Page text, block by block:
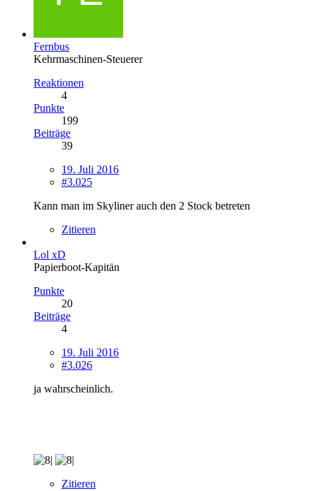
Fernbus
Kehrmaschinen-Steuerer
Reaktionen
4
Punkte
199
Beiträge
39
19. Juli 2016
#3.025
Kann man im Skyliner auch den 2 Stock betreten
Zitieren
Lol xD
Papierboot-Kapitän
Punkte
20
Beiträge
4
19. Juli 2016
#3.026
ja wahrscheinlich.
Zitieren